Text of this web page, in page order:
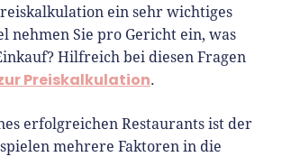
ein sehr wichtiges
nehmen Sie pro Gericht ein, was
Hilfreich bei diesen Fragen
Preiskalkulation.
erfolgreichen Restaurants ist der
mehrere Faktoren in die